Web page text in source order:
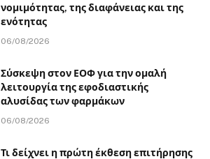
νομιμότητας, της διαφάνειας και της
ενότητας
06/08/2026
Σύσκεψη στον ΕΟΦ για την ομαλή
λειτουργία της εφοδιαστικής
αλυσίδας των φαρμάκων
06/08/2026
Τι δείχνει η πρώτη έκθεση επιτήρησης